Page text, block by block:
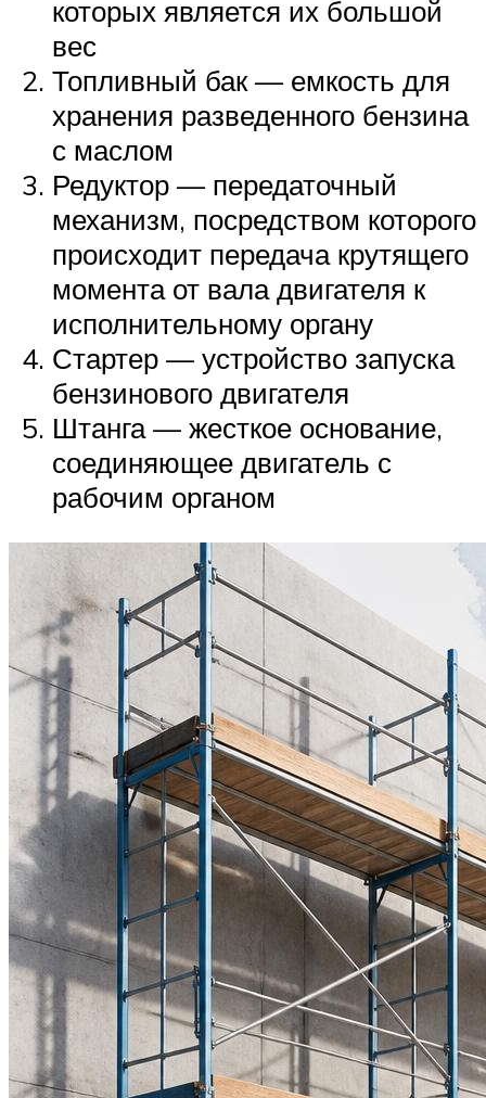
которых является их большой
вес
Топливный бак — емкость для
хранения разведенного бензина
с маслом
Редуктор — передаточный
механизм, посредством которого
происходит передача крутящего
момента от вала двигателя к
исполнительному органу
Стартер — устройство запуска
бензинового двигателя
Штанга — жесткое основание,
соединяющее двигатель с
рабочим органом